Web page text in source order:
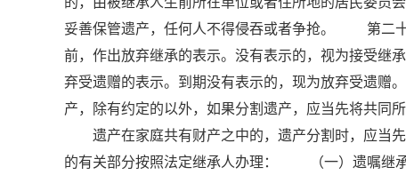
妥善保管遗产，任何人不得侵吞或者争抢。 第二十
前，作出放弃继承的表示。没有表示的，视为接受
弃受遗赠的表示。到期没有表示的，现为放弃受遗
产，除有约定的以外，如果分割遗产，应当先将共同
遗产在家庭共有财产之中的，遗产分割时，应当
的有关部分按照法定继承人办理： （一）遗嘱继